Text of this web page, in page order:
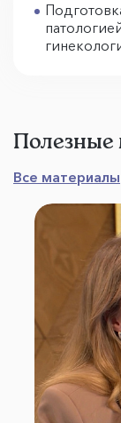
Полезные
Все материалы